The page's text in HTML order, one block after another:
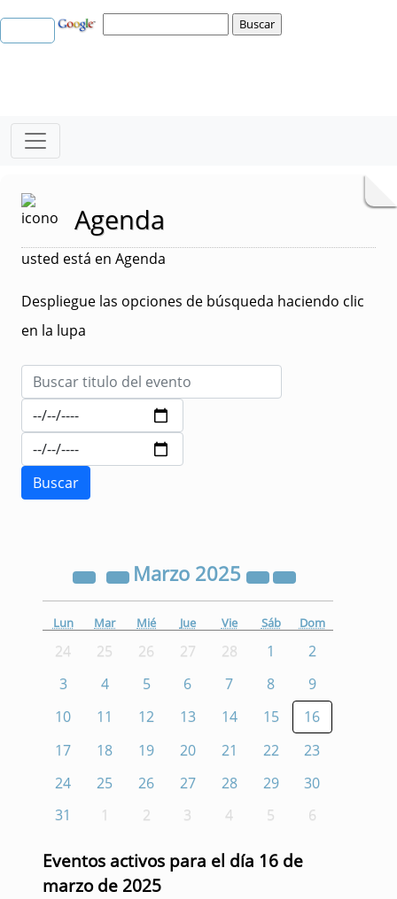
Agenda
usted está en Agenda
Despliegue las opciones de búsqueda haciendo clic
en la lupa
Marzo 2025
Lun Mar Mié Jue Vie Sáb Dom
24 25 26 27 28 1
2
3
4 5 6 7 8
9
10
11 12 13 14 15
16
17
18 19 20 21 22
23
24
25 26 27 28 29
30
31
1 2 3 4 5 6
Eventos activos para el día 16 de
marzo de 2025